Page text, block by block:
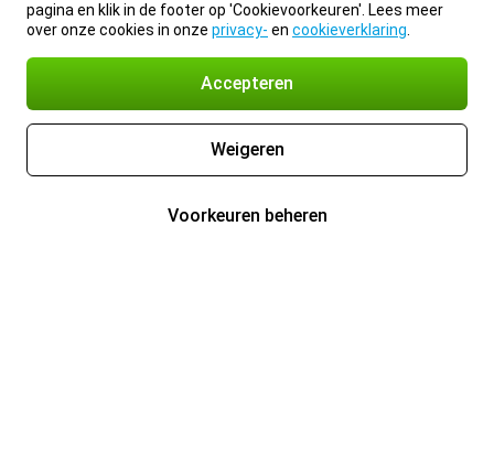
pagina en klik in de footer op 'Cookievoorkeuren'. Lees meer
over onze cookies in onze privacy- en cookieverklaring
Accepteren
Weigeren
Voorkeuren beheren